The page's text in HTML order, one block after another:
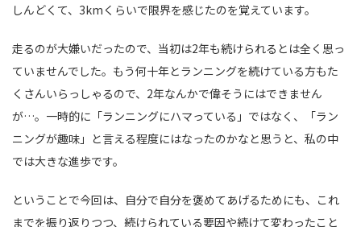
しんどくて、3kmくらいで限界を感じたのを覚えています。
走るのが大嫌いだったので、当初は2年も続けられるとは全く思っ
ていませんでした。もう何十年とランニングを続けている方もた
くさんいらっしゃるので、2年なんかで偉そうにはできません
が…。一時的に「ランニングにハマっている」ではなく、「ラン
ニングが趣味」と言える程度にはなったのかなと思うと、私の中
では大きな進歩です。
ということで今回は、自分で自分を褒めてあげるためにも、これ
までを振り返りつつ、続けられている要因や続けて変わったこと